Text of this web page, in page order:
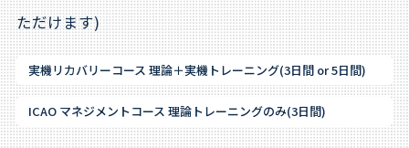
ただけます)
実機リカバリーコース 理論＋実機トレーニング(3日間 or 5日間)
ICAO マネジメントコース 理論トレーニングのみ(3日間)